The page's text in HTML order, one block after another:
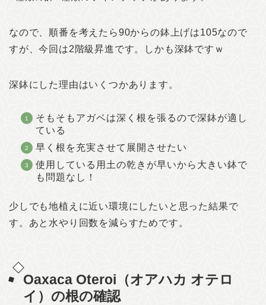
なので、順番を考えたら90からの鉢上げは105なので
すが、今回は2階級昇進です。しかも深鉢ですｗ
深鉢にした理由はいくつかあります。
そもそもアガベは深く根を張るので深鉢が適し
ている
早く根を充実させて展開させたい
使用している用土の乾きが早いから大きい鉢で
も問題なし！
少しでも地植えに近い環境にしたいと思った結果で
す。あと水やり回数を減らすためです。
Oaxaca Oteroi（オアハカ オテロ
イ）の根の確認